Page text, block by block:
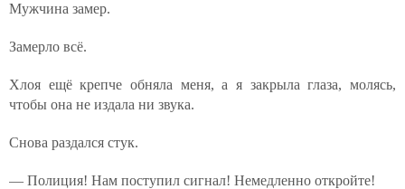
Мужчина замер.
Замерло всё.
Хлоя ещё крепче обняла меня, а я закрыла глаза, молясь,
чтобы она не издала ни звука.
Снова раздался стук.
— Полиция! Нам поступил сигнал! Немедленно откройте!